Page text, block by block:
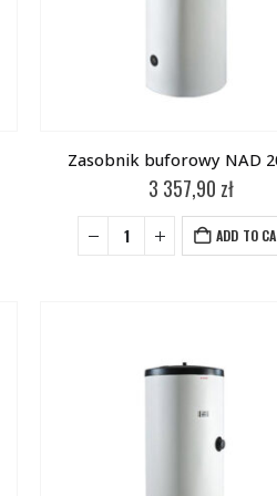
Zasobnik buforowy NAD
3 357,90 zł
ADD TO